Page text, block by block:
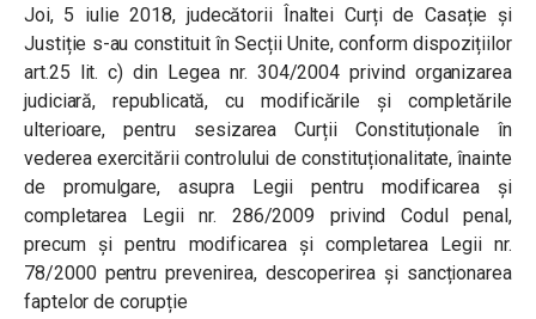
Joi, 5 iulie 2018, judecătorii Înaltei Curți de Casație și
Justiție s-au constituit în Secții Unite, conform dispozițiilor
art.25 lit. c) din Legea nr. 304/2004 privind organizarea
judiciară, republicată, cu modificările și completările
ulterioare, pentru sesizarea Curții Constituționale în
vederea exercitării controlului de constituționalitate, înainte
de promulgare, asupra Legii pentru modificarea și
completarea Legii nr. 286/2009 privind Codul penal,
precum și pentru modificarea și completarea Legii nr.
78/2000 pentru prevenirea, descoperirea și sancționarea
faptelor de corupție